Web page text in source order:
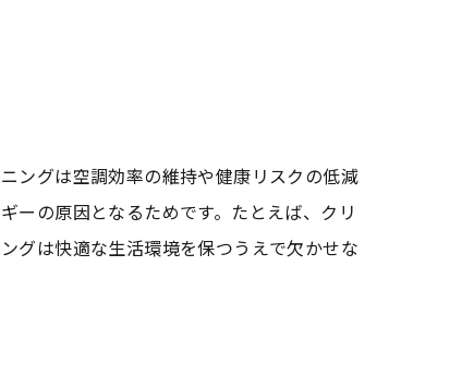
ングは空調効率の維持や健康リスクの低減
ーの原因となるためです。たとえば、クリ
グは快適な生活環境を保つうえで欠かせな